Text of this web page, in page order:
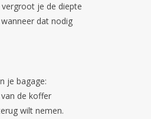
vergroot je de diepte
dat nodig
je bagage:
de koffer
wilt nemen.